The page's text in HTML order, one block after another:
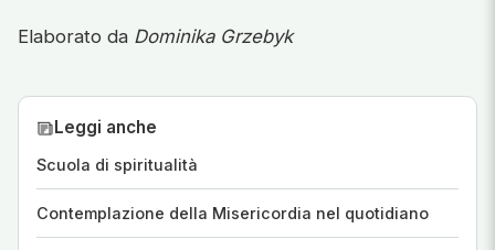
Elaborato da Dominika Grzebyk
Leggi anche
Scuola di spiritualità
Contemplazione della Misericordia nel quotidiano